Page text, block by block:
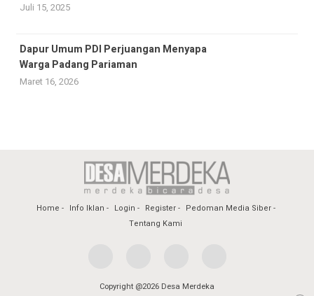
Juli 15, 2025
Dapur Umum PDI Perjuangan Menyapa
Warga Padang Pariaman
Maret 16, 2026
Home Info Iklan Login Register
Pedoman Media Siber
Tentang Kami
Copyright @2026 Desa Merdeka